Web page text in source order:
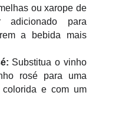
ou xarope de
para
a bebida mais
Substitua o vinho
rosé para uma
e com um